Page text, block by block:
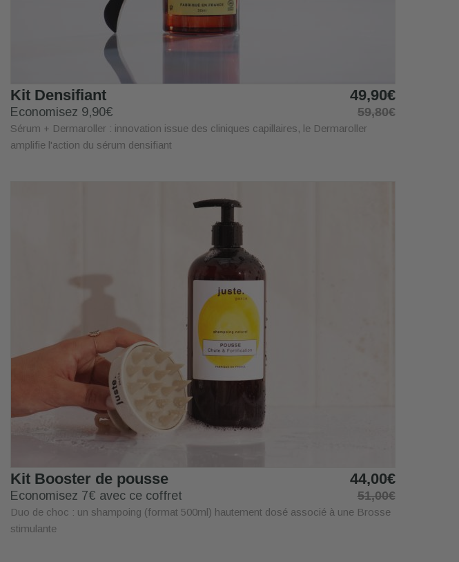
Kit Densifiant 49,90€
Economisez 9,90€ 59,80€
Sérum + Dermaroller : innovation issue des cliniques capillaires, le Dermaroller
amplifie l'action du sérum densifiant
Kit Booster de pousse 44,00€
Economisez 7€ avec ce coffret 51,00€
Duo de choc : un shampoing (format 500ml) hautement dosé associé à une Brosse
stimulante